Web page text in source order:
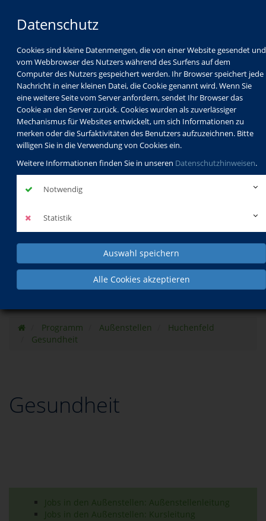
Datenschutz
Cookies sind kleine Datenmengen, die von einer Website gesendet und
vom Webbrowser des Nutzers während des Surfens auf dem
Computer des Nutzers gespeichert werden. Ihr Browser speichert jede
Nachricht in einer kleinen Datei, die Cookie genannt wird. Wenn Sie
eine weitere Seite vom Server anfordern, sendet Ihr Browser das
Cookie an den Server zurück. Cookies wurden als zuverlässiger
Mechanismus für Websites entwickelt, um sich Informationen zu
merken oder die Surfaktivitäten des Benutzers aufzuzeichnen. Bitte
willigen Sie in die Verwendung von Cookies ein.
Weitere Informationen finden Sie in unseren Datenschutzhinweisen.
Notwendig
Statistik
Auswahl speichern
Alle Cookies akzeptieren
Programm
Schulabschlüsse
Schulkindbetreuung
Service
Programm Außenstellen
Huchenfeld
Gesundheit
Gesundheit
Jobs in den Außenstellen: Außenstellenleitung
Jobs in den Außenstellen: Kursleitung